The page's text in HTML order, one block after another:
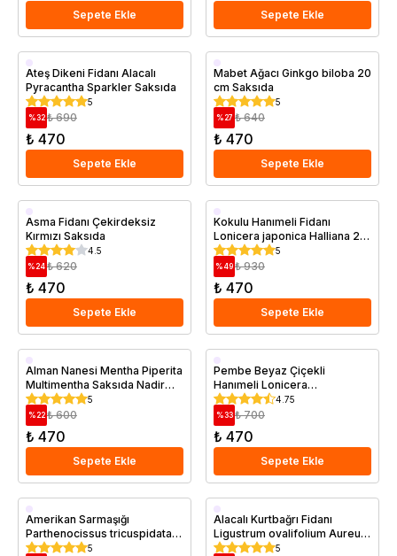
Sepete Ekle Sepete Ekle
Saksıda
Ateş Dikeni Fidanı Alacalı
Pyracantha Sparkler Saksıda
5
%32 ₺ 690
₺ 470
Sepete Ekle
Saksıda
Mabet Ağacı Ginkgo biloba 20
cm Saksıda
5
% 27 ₺ 640
₺ 470
Sepete Ekle
Geççi
Saksıda
Asma Fidanı Çekirdeksiz
Kırmızı Saksıda
4.5
% 24 ₺ 620
₺ 470
Sepete Ekle
Saksıda
Kokulu Hanımeli Fidanı
Lonicera japonica Halliana 20
40 cm Saksıda
5
%49 ₺ 930
₺ 470
Sepete Ekle
Saksıda
Alman Nanesi Mentha Piperita
Multimentha Saksıda Nadir
Tür
5
% 22 ₺ 600
₺ 470
Sepete Ekle
Saksıda
Pembe Beyaz Çiçekli
Hanımeli Lonicera
Periclymenum Saksıda
4.75
%33 ₺ 700
₺ 470
Sepete Ekle
Saksıda
Amerikan Sarmaşığı
Parthenocissus tricuspidata
Saksıda
5
Saksıda
Alacalı Kurtbağrı Fidanı
Ligustrum ovalifolium Aureum
Saksıda
5